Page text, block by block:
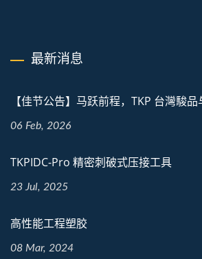
最新消息
【佳节公告】马跃前程，TKP 台灣駿品
06 Feb, 2026
TKPIDC-Pro 精密刺破式压接工具
23 Jul, 2025
高性能工程塑胶
08 Mar, 2024